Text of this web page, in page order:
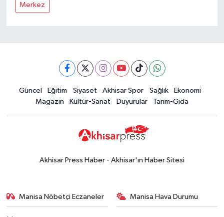
Merkez
Güncel Eğitim Siyaset Akhisar Spor Sağlık
Ekonomi
Magazin
Kültür-Sanat Duyurular Tarım-Gıda
Akhisar Press Haber - Akhisar'ın Haber Sitesi
Manisa Nöbetçi Eczaneler Manisa Hava Durumu